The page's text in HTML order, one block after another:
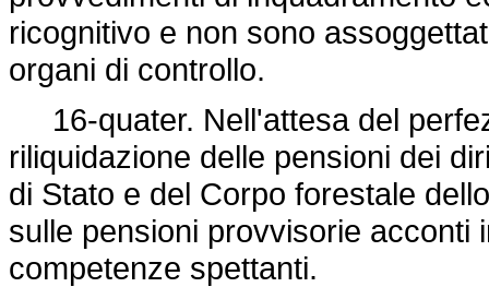
ricognitivo e non sono
organi di controllo.
16-quater. Nell'attesa del
riliquidazione delle pensioni dei
di Stato e del Corpo forestale
sulle pensioni provvisorie acconti
competenze spettanti.